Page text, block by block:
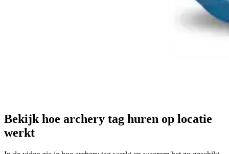
Bekijk hoe archery tag huren op locatie
werkt